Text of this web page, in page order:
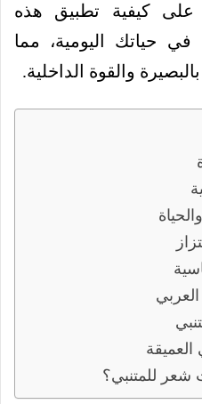
على كيفية تطبيق هذه
في حياتك اليومية، مما
والقوة الداخلية.
شعر للمتنبي؟